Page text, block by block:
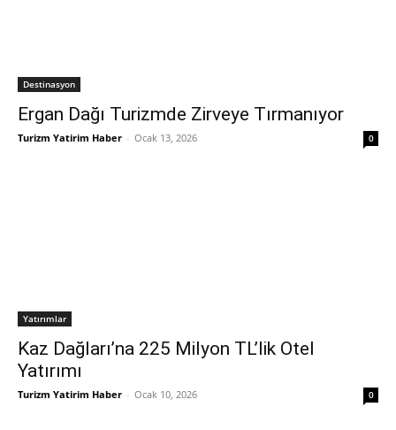
Destinasyon
Ergan Dağı Turizmde Zirveye Tırmanıyor
Turizm Yatirim Haber - Ocak 13, 2026 0
Yatırımlar
Kaz Dağları’na 225 Milyon TL’lik Otel
Yatırımı
Turizm Yatirim Haber - Ocak 10, 2026 0